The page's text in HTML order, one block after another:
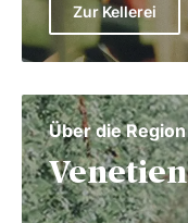
Zur Kellerei
Über die Region
Venetien